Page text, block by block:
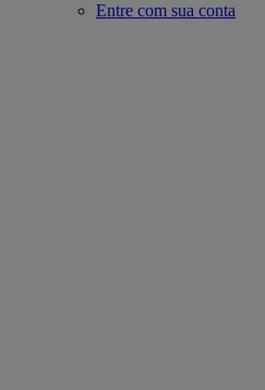
Entre com sua conta